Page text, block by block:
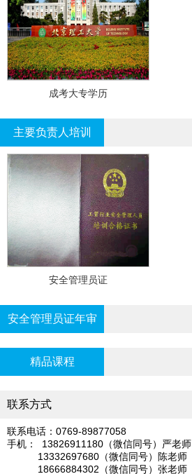
成考大专学历
主要负责人培训
安全管理员证
安全管理员证年审
精品课程
联系方式
联系电话：0769-89877058
手机： 13826911180（微信同号）严老师
13332697680（微信同号）陈老师
18666884302（微信同号）张老师